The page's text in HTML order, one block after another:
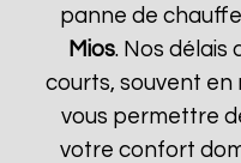
panne de
Mios. Nos délais
courts, souvent en
vous permettre
votre confort